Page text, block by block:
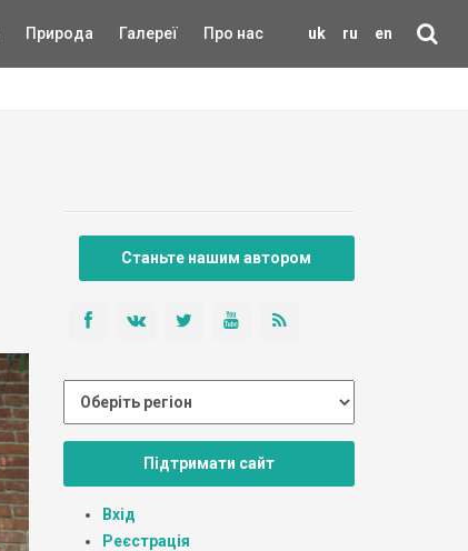
uk ru en
Природа Галереї Про нас
Станьте нашим автором
Підтримати сайт
Вхід
Реєстрація